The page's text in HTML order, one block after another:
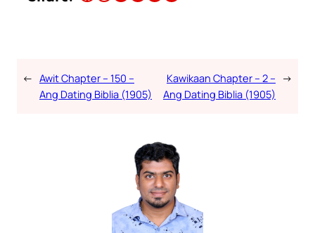
← Awit Chapter – 150 –
Ang Dating Biblia (1905)
Kawikaan Chapter – 2 –
Ang Dating Biblia (1905)
→